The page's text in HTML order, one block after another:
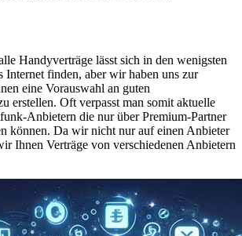
Handyverträge lässt sich in den wenigsten
Internet finden, aber wir haben uns zur
eine Vorauswahl an guten
erstellen. Oft verpasst man somit aktuelle
Anbietern die nur über Premium-Partner
können. Da wir nicht nur auf einen Anbieter
Ihnen Verträge von verschiedenen Anbietern